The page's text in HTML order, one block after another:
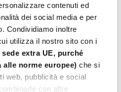
contenuti ed
dei social media e per
Condividiamo inoltre
utilizza il nostro sito con i
extra UE, purché
norme europee) che si
web, pubblicità e social
con altre